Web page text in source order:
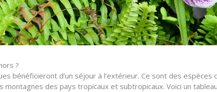
?
bénéficieront d’un séjour à l’extérieur. Ce sont des espèces
des pays tropicaux et subtropicaux. Voici un